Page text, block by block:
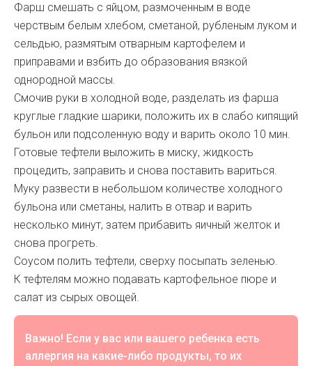
Фарш смешать с яйцом, размоченным в воде
черствым белым хлебом, сметаной, рубленым луком и
сельдью, размятым отварным картофелем и
приправами и взбить до образования вязкой
однородной массы.
Смочив руки в холодной воде, разделать из фарша
круглые гладкие шарики, положить их в слабо кипящий
бульон или подсоленную воду и варить около 10 мин.
Готовые тефтели выложить в миску, жидкость
процедить, заправить и снова поставить вариться.
Муку развести в небольшом количестве холодного
бульона или сметаны, налить в отвар и варить
несколько минут, затем прибавить яичный желток и
снова прогреть.
Соусом полить тефтели, сверху посыпать зеленью.
К тефтелям можно подавать картофельное пюре и
салат из сырых овощей.
Важно! Если у вас или вашего ребенка есть
аллергия на какие-либо продукты, то их